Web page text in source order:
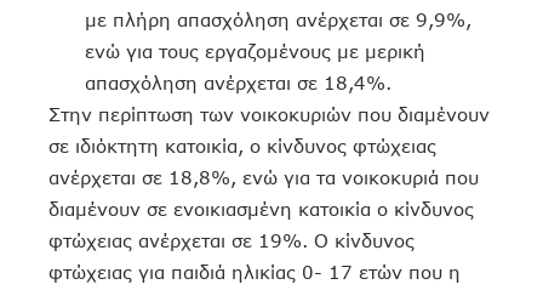
με πλήρη απασχόληση ανέρχεται σε 9,9%,
ενώ για τους εργαζομένους με μερική
απασχόληση ανέρχεται σε 18,4%.
Στην περίπτωση των νοικοκυριών που διαμένουν
σε ιδιόκτητη κατοικία, ο κίνδυνος φτώχειας
ανέρχεται σε 18,8%, ενώ για τα νοικοκυριά που
διαμένουν σε ενοικιασμένη κατοικία ο κίνδυνος
φτώχειας ανέρχεται σε 19%. Ο κίνδυνος
φτώχειας για παιδιά ηλικίας 0- 17 ετών που η